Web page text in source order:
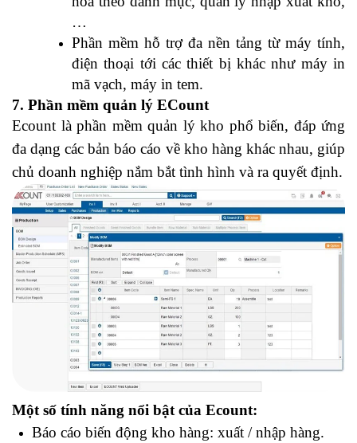
…
Phần mềm hỗ trợ đa nền tảng từ máy tính,
điện thoại tới các thiết bị khác như máy in
mã vạch, máy in tem.
7. Phần mềm quản lý ECount
Ecount là phần mềm quản lý kho phổ biến, đáp ứng
đa dạng các bản báo cáo về kho hàng khác nhau, giúp
chủ doanh nghiệp nắm bắt tình hình và ra quyết định.
Một số tính năng nổi bật của Ecount:
Báo cáo biến động kho hàng: xuất / nhập hàng.